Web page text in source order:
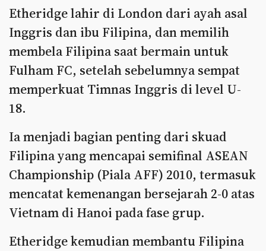
Etheridge lahir di London dari ayah asal
Inggris dan ibu Filipina, dan memilih
membela Filipina saat bermain untuk
Fulham FC, setelah sebelumnya sempat
memperkuat Timnas Inggris di level U-
18.
Ia menjadi bagian penting dari skuad
Filipina yang mencapai semifinal ASEAN
Championship (Piala AFF) 2010, termasuk
mencatat kemenangan bersejarah 2-0 atas
Vietnam di Hanoi pada fase grup.
Etheridge kemudian membantu Filipina